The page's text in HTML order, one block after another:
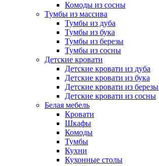
Комоды из сосны
Тумбы из массива
Тумбы из дуба
Тумбы из бука
Тумбы из березы
Тумбы из сосны
Детские кровати
Детские кровати из дуба
Детские кровати из бука
Детские кровати из березы
Детские кровати из сосны
Белая мебель
Кровати
Шкафы
Комоды
Тумбы
Кухни
Кухонные столы